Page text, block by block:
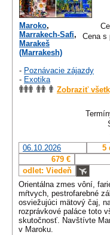
Cena s
Maroko,
Marrakech-Safi,
Marakeš
(Marrakesh)
- Poznávacie zájazdy
- Exotika
Zobraziť
06.10.2026
5
679 €
odlet: Viedeň
Orientálna zmes vôní,
mŕtvych, pestrofarebné
osviežujúci mätový čaj,
rozprávkové paláce toto
skutočnosť. Navštívte
v Maroku.